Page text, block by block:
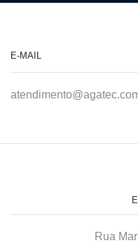
E-MAIL
Rua